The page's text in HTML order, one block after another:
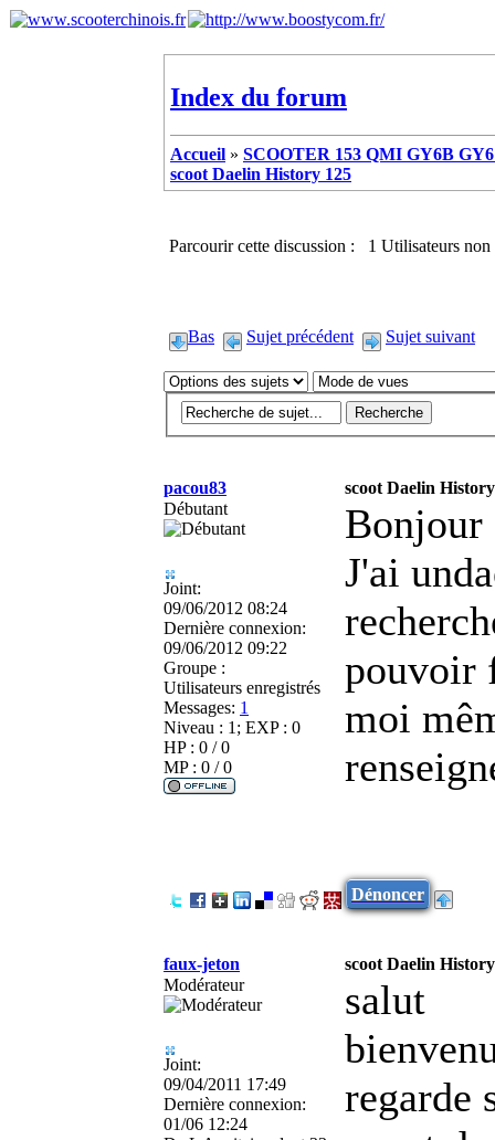
Index du forum
Accueil » SCOOTER 153 QMI GY6B
scoot Daelin History 125
Parcourir cette discussion : 1 Utilisateurs non
Bas Sujet précédent Sujet suivant
pacou83
scoot Daelin
Débutant
Joint:
09/06/2012 08:24
Dernière connexion:
09/06/2012 09:22
Groupe :
Utilisateurs enregistrés
Messages: 1
Niveau : 1; EXP : 0
HP : 0 / 0
MP : 0 / 0
Bonjour
J'ai un
pouvoir
moi
Dénoncer
faux-jeton
scoot Daelin
Modérateur
Joint:
09/04/2011 17:49
Dernière connexion:
01/06 12:24
salut
regarde